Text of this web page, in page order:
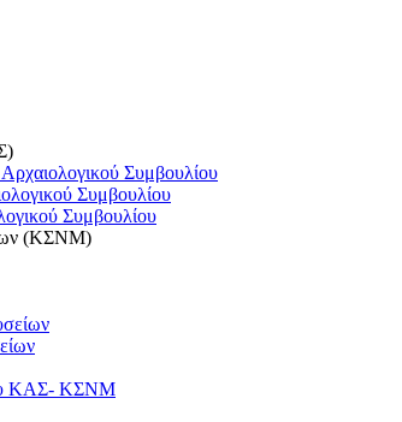
Συμβουλίου
Συμβουλίου
Συμβουλίου
(ΚΣΝΜ)
ΚΑΣ- ΚΣΝΜ